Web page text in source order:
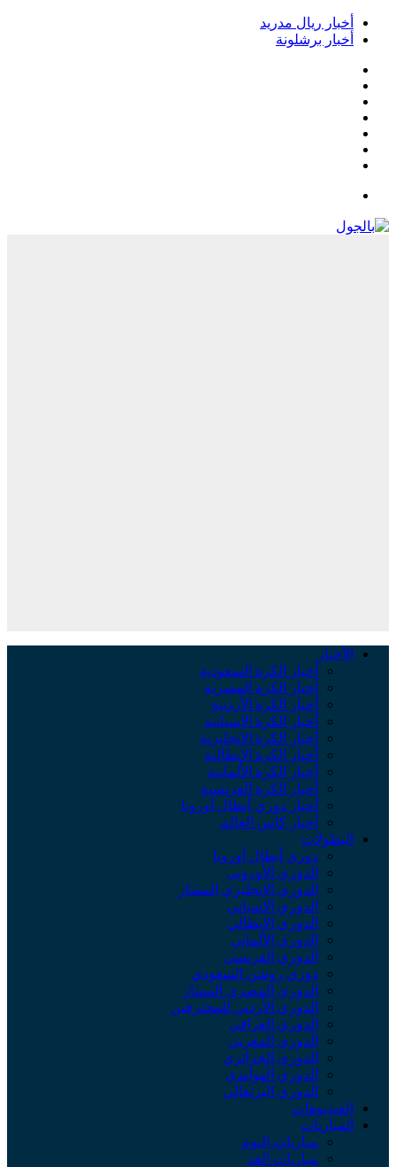
أخبار ريال مدريد
أخبار برشلونة
الأخبار
أخبار الكرة السعودية
أخبار الكرة المصرية
أخبار الكرة الأردنية
أخبار الكرة الإسبانية
أخبار الكرة الإنجليزية
أخبار الكرة الإيطالية
أخبار الكرة الألمانية
أخبار الكرة الفرنسية
أخبار دوري أبطال أوروبا
أخبار كأس العالم
البطولات
دوري أبطال أوروبا
الدوري الأوروبي
الدوري الإنجليزي الممتاز
الدوري الإسباني
الدوري الإيطالي
الدوري الألماني
الدوري الفرنسي
دوري روشن السعودي
الدوري المصري الممتاز
الدوري الأردني للمحترفين
الدوري العراقي
الدوري المغربي
الدوري الجزائري
الدوري الهولندي
الدوري البرتغالي
الفيديوهات
المباريات
مباريات اليوم
مباريات الغد